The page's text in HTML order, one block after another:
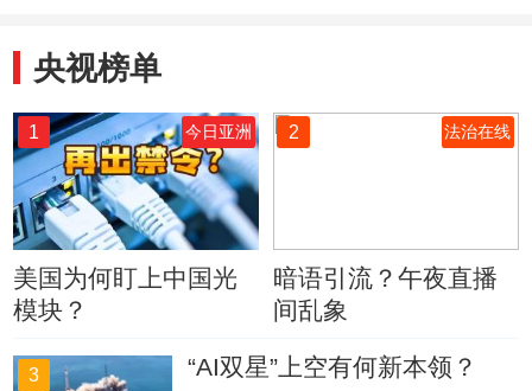
央视榜单
1 今日亚洲
美国为何盯上中国光
模块？
2 法治在线
暗语引流？午夜直播
间乱象
3 “AI双星”上空有何新本领？